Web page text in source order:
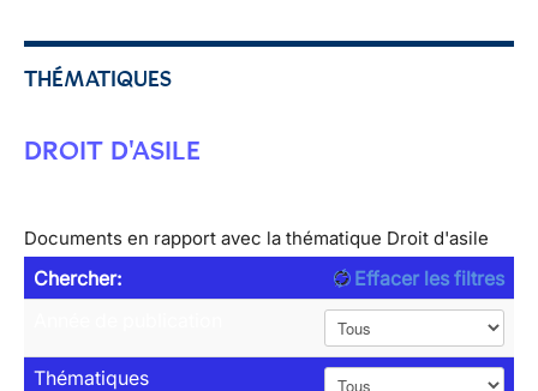
THÉMATIQUES
DROIT D'ASILE
Documents en rapport avec la thématique Droit d'asile
Chercher:
Effacer les filtres
Thématiques